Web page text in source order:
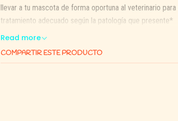
llevar a tu mascota de forma oportuna al veterinario
tratamiento adecuado según la patología que presente*
Contenido: 5 gramos
Read more
COMPARTIR ESTE PRODUCTO